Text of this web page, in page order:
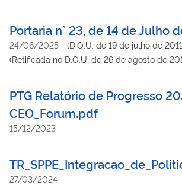
Portaria n° 23, de 14 de Julho
24/06/2025 - (D.O.U. de 19 de julho de
(Retificada no D.O.U. de 26 de agosto de
PTG Relatório de Progresso
CEO_Forum.pdf
15/12/2023
27/03/2024